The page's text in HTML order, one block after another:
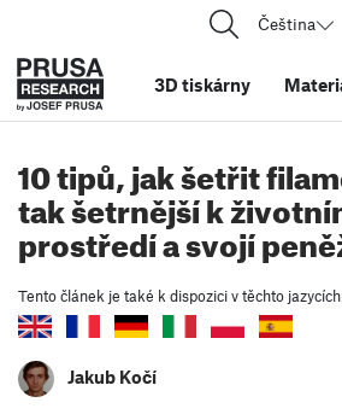
Čeština
3D tiskárny
10 tipů, jak šetřit
tak šetrnější k
prostředí a svojí
Tento článek je také k dispozici v těchto
Jakub Kočí